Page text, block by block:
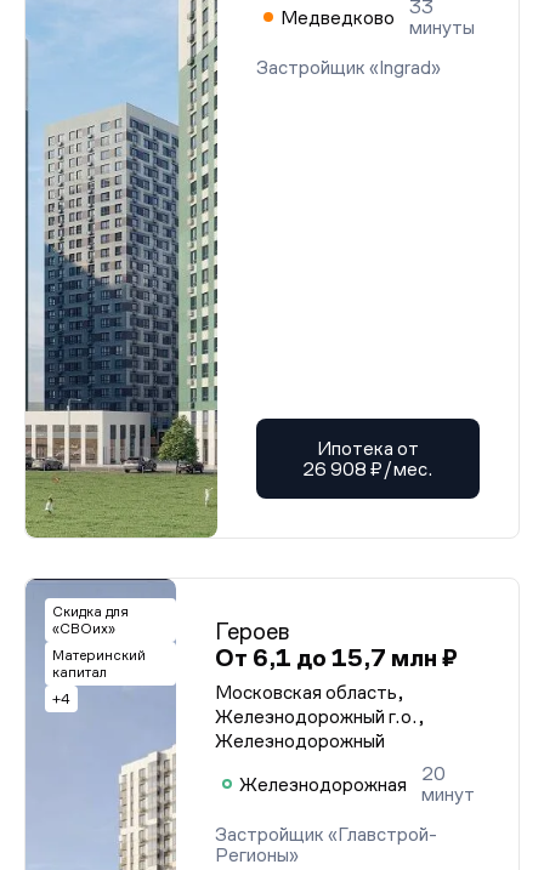
Медведково
33
минуты
Застройщик «Ingrad»
Ипотека от
26 908 ₽/мес.
Скидка для
«СВОих»
Материнский
капитал
+4
Героев
От 6,1 до 15,7 млн ₽
Московская область,
Железнодорожный г.о.,
Железнодорожный
Железнодорожная
20
минут
Застройщик «Главстрой-
Регионы»